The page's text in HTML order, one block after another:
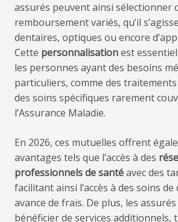
assurés peuvent ainsi sélectionner
remboursement variés, qu’il
dentaires, optiques ou encore
Cette personnalisationest
les personnes ayant des besoins
particuliers, comme des
des soins spécifiques rarement
l’Assurance Maladie.
En 2026, ces mutuelles offrent
avantages tels que l’accès à des
professionnels de santéavec des
facilitant ainsi l’accès à des soins
avance de frais. De plus, les
bénéficier de services additionnels,